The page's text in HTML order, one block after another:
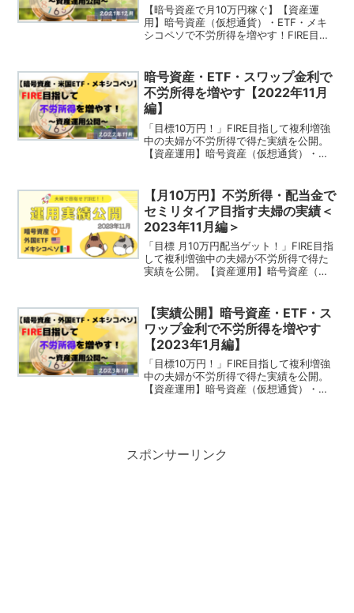
【暗号資産で月10万円稼ぐ】【資産運
用】暗号資産（仮想通貨）・ETF・メキ
シコペソで不労所得を増やす！FIRE目指
暗号資産・ETF・スワップ金利で
不労所得を増やす【2022年11月
編】
「目標10万円！」FIRE目指して複利増強
中の夫婦が不労所得で得た実績を公開。
【資産運用】暗号資産（仮想通貨）・
【月10万円】不労所得・配当金で
セミリタイア目指す夫婦の実績＜
2023年11月編＞
「目標 月10万円配当ゲット！」FIRE目指
して複利増強中の夫婦が不労所得で得た
実績を公開。【資産運用】暗号資産（仮
【実績公開】暗号資産・ETF・ス
ワップ金利で不労所得を増やす
【2023年1月編】
「目標10万円！」FIRE目指して複利増強
中の夫婦が不労所得で得た実績を公開。
【資産運用】暗号資産（仮想通貨）・
スポンサーリンク